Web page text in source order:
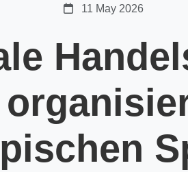
11 May 2026